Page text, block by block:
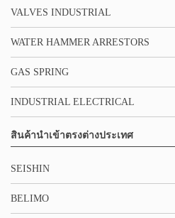
VALVES INDUSTRIAL
WATER HAMMER ARRESTORS
GAS SPRING
INDUSTRIAL ELECTRICAL
สินค้านำเข้าตรงต่างประเทศ
SEISHIN
BELIMO